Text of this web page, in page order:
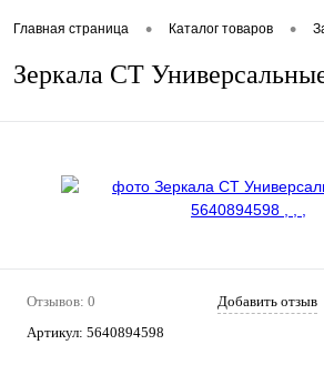
Главная страница • Каталог товаров •
Зеркала СТ
Отзывов: 0
Добавить отзыв
Артикул: 5640894598